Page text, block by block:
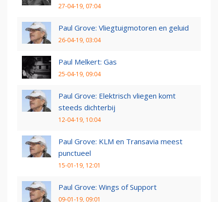
27-04-19, 07:04
Paul Grove: Vliegtuigmotoren en geluid
26-04-19, 03:04
Paul Melkert: Gas
25-04-19, 09:04
Paul Grove: Elektrisch vliegen komt
steeds dichterbij
12-04-19, 10:04
Paul Grove: KLM en Transavia meest
punctueel
15-01-19, 12:01
Paul Grove: Wings of Support
09-01-19, 09:01